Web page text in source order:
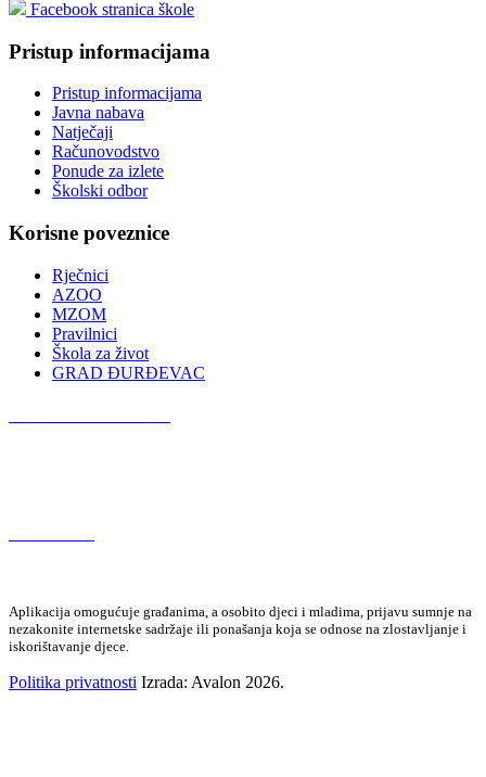
Facebook stranica škole
Pristup informacijama
Pristup informacijama
Javna nabava
Natječaji
Računovodstvo
Ponude za izlete
Školski odbor
Korisne poveznice
Rječnici
AZOO
MZOM
Pravilnici
Škola za život
GRAD ĐURĐEVAC
Aplikacija omogućuje građanima, a osobito djeci i mladima, prijavu sumnje na
nezakonite internetske sadržaje ili ponašanja koja se odnose na zlostavljanje i
iskorištavanje djece.
Politika privatnosti Izrada: Avalon 2026.